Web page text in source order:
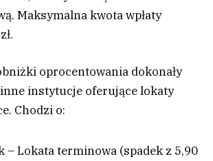
Maksymalna kwota wpłaty
oprocentowania dokonały
instytucje oferujące lokaty
Chodzi o:
– Lokata terminowa (spadek z 5,90